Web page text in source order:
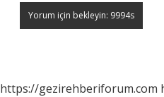
https://gezirehberiforum.com